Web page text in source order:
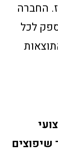
החברה
לכל
שיפוצים